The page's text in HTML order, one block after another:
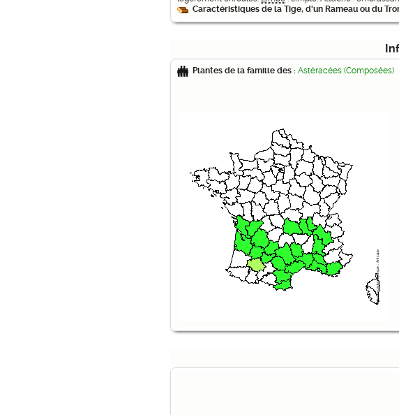
Caractéristiques de la Tige, d'un Rameau ou du
Plantes de la famille des :Astéracées (Composées)